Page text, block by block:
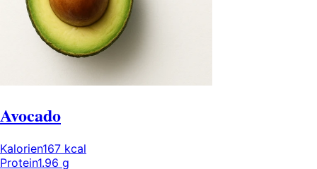
Avocado
Kalorien167 kcal
Protein1.96 g